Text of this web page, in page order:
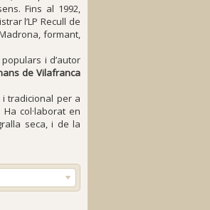
Fins al 1992,
l’LP Recull de
formant,
i d’autor
de Vilafranca
tradicional per a
col·laborat en
seca, i de la